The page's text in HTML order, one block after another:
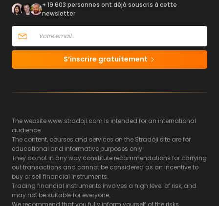
+ 19 603 personnes ont déjà souscris à cette
newsletter
S’inscrire gratuitement
The website www.stradoji.com is intended for an international
audience.
The content, courses and services on the Stradoji site are for
educational and informative purposes only.
They do not in any way constitute recommendations for carrying
out transactions and cannot be considered as an incentive to
buy or sell financial instruments.
Trading financial instruments involves a high level of risk, and
may not be suitable for everyone.
We recommend that you fully inform yourself of the risks